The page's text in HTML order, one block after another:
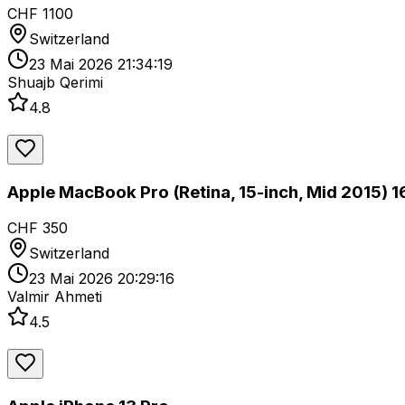
CHF 1100
Switzerland
23 Mai 2026 21:34:19
Shuajb Qerimi
4.8
Apple MacBook Pro (Retina, 15-inch, Mid 2015)
CHF 350
Switzerland
23 Mai 2026 20:29:16
Valmir Ahmeti
4.5